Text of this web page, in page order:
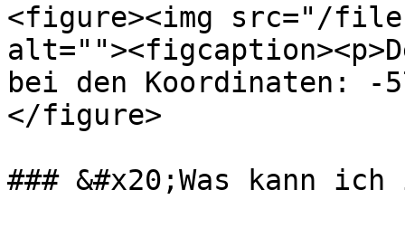
<figure><img src="/
bei den Koordinaten: -
</figure>
### &#x20;Was kann ich